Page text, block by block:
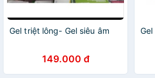
Gel triệt lông- Gel siêu âm
149.000 đ